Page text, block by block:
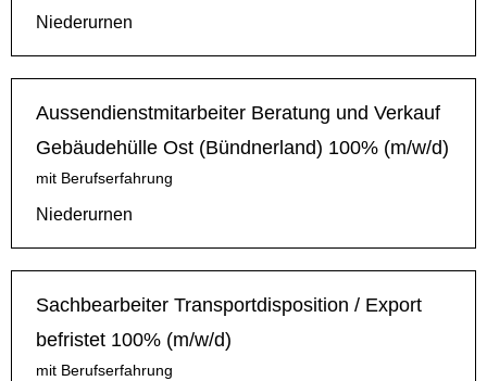
Niederurnen
Aussendienstmitarbeiter Beratung und Verkauf
Gebäudehülle Ost (Bündnerland) 100% (m/w/d)
mit Berufserfahrung
Niederurnen
Sachbearbeiter Transportdisposition / Export
befristet 100% (m/w/d)
mit Berufserfahrung